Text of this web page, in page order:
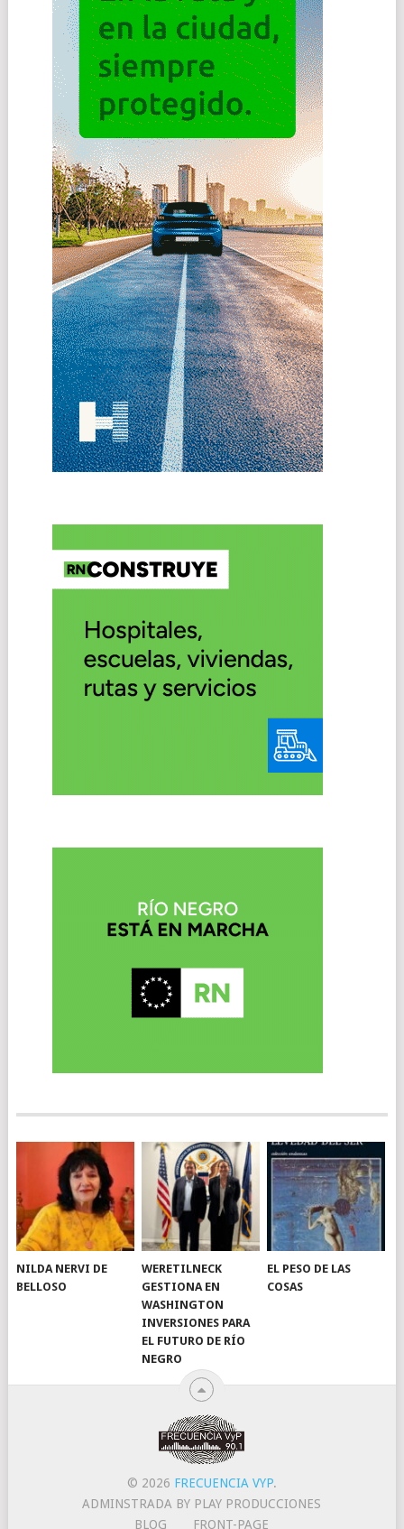
NILDA NERVI DE
BELLOSO
WERETILNECK
GESTIONA EN
WASHINGTON
INVERSIONES PARA
EL FUTURO DE RÍO
NEGRO
EL PESO DE LAS
COSAS
© 2026 FRECUENCIA VYP.
ADMINSTRADA BY PLAY PRODUCCIONES
BLOG
FRONT-PAGE